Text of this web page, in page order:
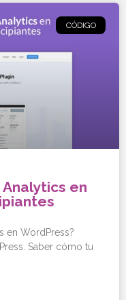
CÓDIGO
en
en WordPress?
Saber cómo tu